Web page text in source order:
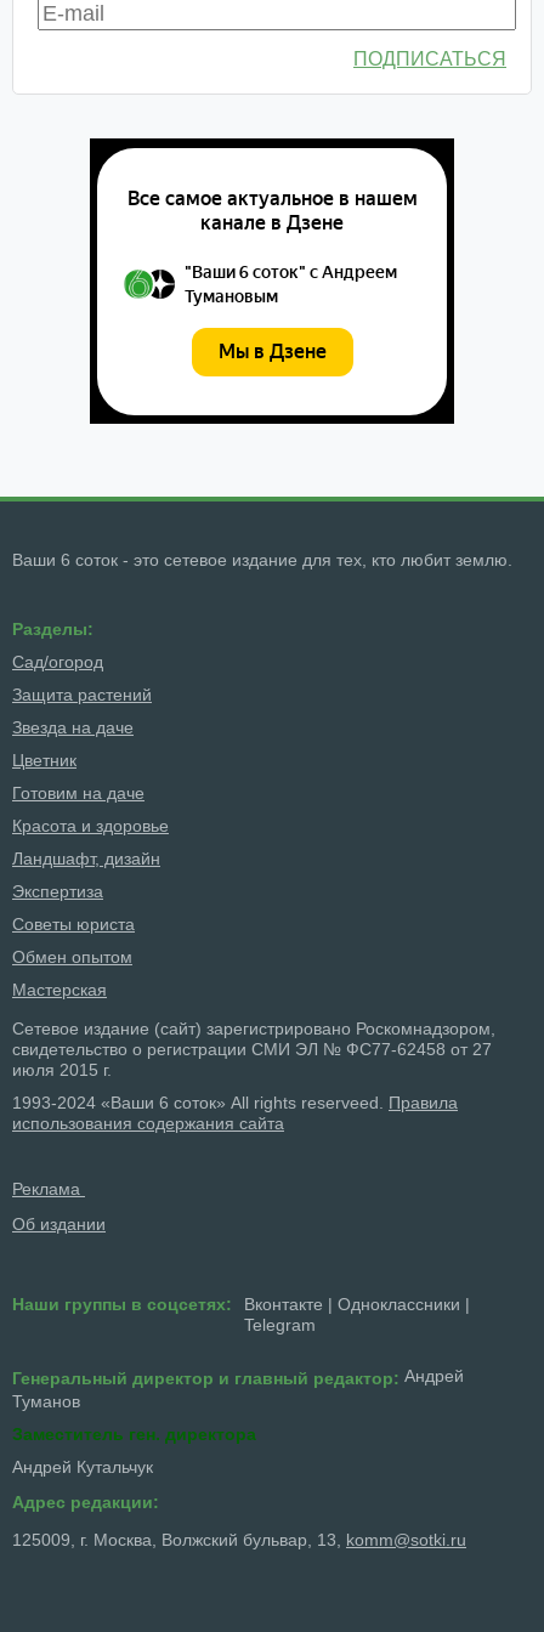
ПОДПИСАТЬСЯ
Ваши 6 соток - это сетевое издание для тех, кто любит землю.
Разделы:
Сад/огород
Защита растений
Звезда на даче
Цветник
Готовим на даче
Красота и здоровье
Ландшафт, дизайн
Экспертиза
Советы юриста
Обмен опытом
Мастерская
Сетевое издание (сайт) зарегистрировано Роскомнадзором,
свидетельство о регистрации СМИ ЭЛ № ФС77-62458 от 27
июля 2015 г.
1993-2024 «Ваши 6 соток» All rights reserveed. Правила
использования содержания сайта
Реклама
Об издании
Наши группы в соцсетях: Вконтакте | Одноклассники |
Telegram
Генеральный директор и главный редактор: Андрей
Туманов
Заместитель ген. директора
Андрей Кутальчук
Адрес редакции:
125009, г. Москва, Волжский бульвар, 13, komm@sotki.ru